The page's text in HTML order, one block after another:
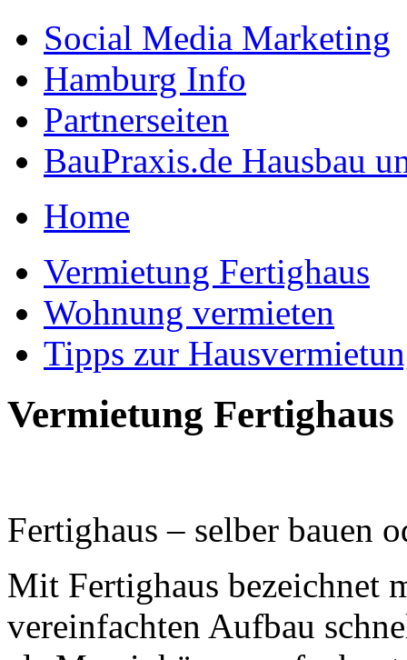
Social Media Marketing
Hamburg Info
Partnerseiten
BauPraxis.de Hausbau
Home
Vermietung Fertighaus
Wohnung vermieten
Tipps zur
Vermietung Fertighaus
Fertighaus – selber bauen
Mit Fertighaus bezeichnet
vereinfachten Aufbau